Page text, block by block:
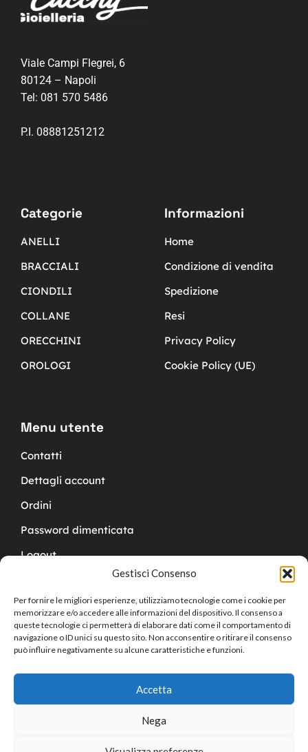
Gestisci Consenso
Per fornire le migliori esperienze, utilizziamo tecnologie come i cookie per
memorizzare e/o accedere alle informazioni del dispositivo. Il consenso a
queste tecnologie ci permetterà di elaborare dati come il comportamento di
navigazione o ID unici su questo sito. Non acconsentire o ritirare il consenso
può influire negativamente su alcune caratteristiche e funzioni.
Accetta
Nega
Viale Campi Flegrei, 6
80124 – Napoli
Tel: 081 570 5486
P.I. 08881251212
Categorie
ANELLI
BRACCIALI
CIONDILI
COLLANE
ORECCHINI
OROLOGI
Informazioni
Home
Condizione di vendita
Spedizione
Resi
Privacy Policy
Cookie Policy (UE)
Menu utente
Contatti
Dettagli account
Ordini
Password dimenticata
Logout
Copyright © 2024 Cucchy Gioielleria